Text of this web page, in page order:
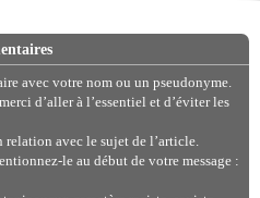
avec votre nom ou un pseudonyme.
d’aller à l’essentiel et d’éviter les
avec le sujet de l’article.
le au début de votre message :